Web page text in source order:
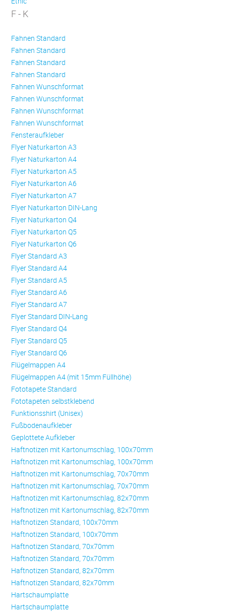
F - K
Fahnen Standard
Fahnen Standard
Fahnen Standard
Fahnen Standard
Fahnen Wunschformat
Fahnen Wunschformat
Fahnen Wunschformat
Fahnen Wunschformat
Fensteraufkleber
Flyer Naturkarton A3
Flyer Naturkarton A4
Flyer Naturkarton A5
Flyer Naturkarton A6
Flyer Naturkarton A7
Flyer Naturkarton DIN-Lang
Flyer Naturkarton Q4
Flyer Naturkarton Q5
Flyer Naturkarton Q6
Flyer Standard A3
Flyer Standard A4
Flyer Standard A5
Flyer Standard A6
Flyer Standard A7
Flyer Standard DIN-Lang
Flyer Standard Q4
Flyer Standard Q5
Flyer Standard Q6
Flügelmappen A4
Flügelmappen A4 (mit 15mm Füllhöhe)
Fototapete Standard
Fototapeten selbstklebend
Funktionsshirt (Unisex)
Fußbodenaufkleber
Geplottete Aufkleber
Haftnotizen mit Kartonumschlag, 100x70mm
Haftnotizen mit Kartonumschlag, 100x70mm
Haftnotizen mit Kartonumschlag, 70x70mm
Haftnotizen mit Kartonumschlag, 70x70mm
Haftnotizen mit Kartonumschlag, 82x70mm
Haftnotizen mit Kartonumschlag, 82x70mm
Haftnotizen Standard, 100x70mm
Haftnotizen Standard, 100x70mm
Haftnotizen Standard, 70x70mm
Haftnotizen Standard, 70x70mm
Haftnotizen Standard, 82x70mm
Haftnotizen Standard, 82x70mm
Hartschaumplatte
Hartschaumplatte